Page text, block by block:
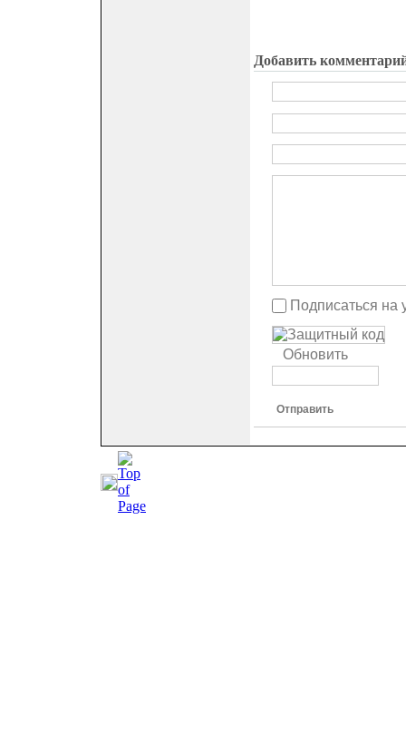
Добавить
Подписаться
Обновить
Отправить